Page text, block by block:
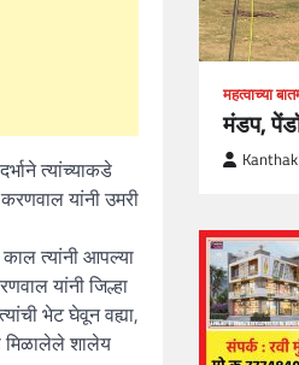
त्यांच्याकडे
यांनी उमरी
त्यांनी आपल्या
यांनी जिल्हा
भेट घेवून वह्या,
मिळालेले शालेय
महत्वाच्या
मंडप,